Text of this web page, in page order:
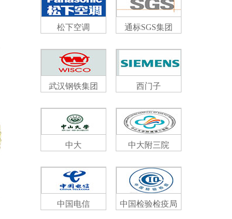
松下空调 通标SGS集团
武汉钢铁集团 西门子
中大 中大附三院
中国电信 中国检验检疫局